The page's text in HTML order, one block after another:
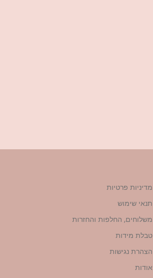
מדיניות פרטיות
תנאי שימוש
משלוחים, החלפות והחזרות
טבלת מידות
הצהרת נגישות
אודות